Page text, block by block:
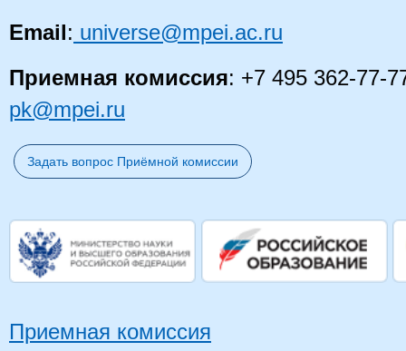
Email: universe@mpei.ac.ru
Приемная комиссия: +7 495 362-77-
pk@mpei.ru
Задать вопрос Приёмной комиссии
Приемная комиссия